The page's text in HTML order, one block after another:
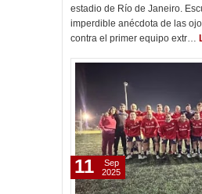
estadio de Río de Janeiro.
imperdible anécdota de las
contra el primer equipo extr…
11
Sep
2025